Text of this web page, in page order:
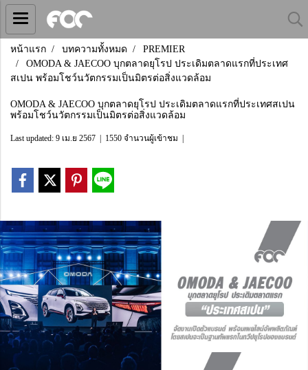
หน้าแรก บทความทั้งหมด
PREMIER
OMODA & JAECOO บุกตลาดยุโรป ประเดิมตลาดแรกที่ประเทศ
สเปน พร้อมโชว์นวัตกรรมเป็นมิตรต่อสิ่งแวดล้อม
OMODA & JAECOO บุกตลาดยุโรป ประเดิมตลาดแรกที่ประเทศสเปน
พร้อมโชว์นวัตกรรมเป็นมิตรต่อสิ่งแวดล้อม
Last updated: 9 เม.ย 2567 1550 จำนวนผู้เข้าชม